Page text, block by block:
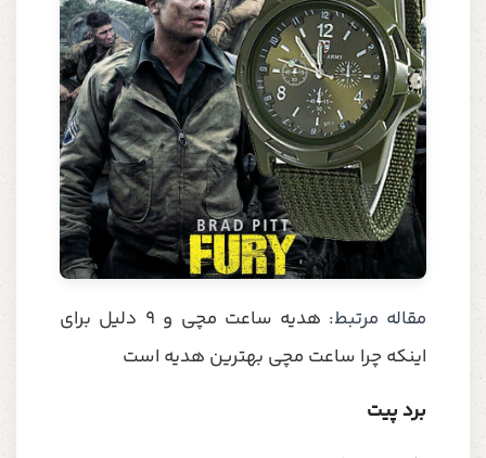
مقاله مرتبط:
هدیه ساعت مچی و 9 دلیل برای
اینکه چرا ساعت مچی بهترین هدیه است
برد پیت